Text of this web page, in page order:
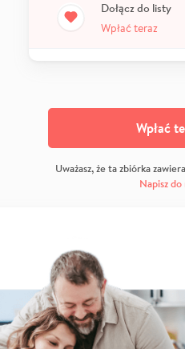
Dołącz do listy
Wpłać teraz
Wpłać
Uważasz, że ta zbiórka zawiera
Napisz do